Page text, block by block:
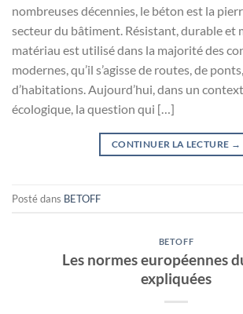
nombreuses décennies, le béton est la
secteur du bâtiment. Résistant, durable et
matériau est utilisé dans la majorité des
modernes, qu’il s’agisse de routes, de
d’habitations. Aujourd’hui, dans un
écologique, la question qui […]
CONTINUER LA LECTURE →
Posté dans BETOFF
BETOFF
Les normes européennes
expliquées